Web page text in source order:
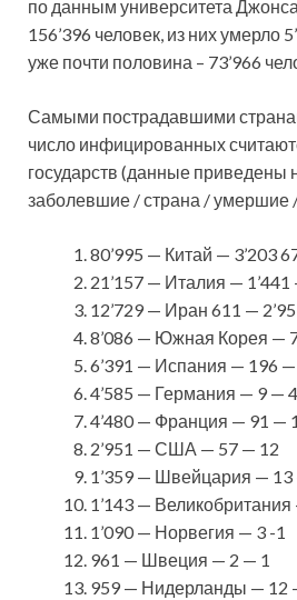
по данным университета
156’396 человек, из них умерло
уже почти половина – 73’966
Самыми пострадавшими
число инфицированных
государств (данные приведены
заболевшие / страна /
80’995 — Китай — 3’203
21’157 — Италия — 1’441
12’729 — Иран 611 —
8’086 — Южная Корея —
6’391 — Испания — 196
4’585 — Германия — 9 —
4’480 — Франция — 91 —
2’951 — США — 57 — 12
1’359 — Швейцария —
1’143 —
1’090 — Норвегия — 3 -1
961 — Швеция — 2 — 1
959 — Нидерланды — 12